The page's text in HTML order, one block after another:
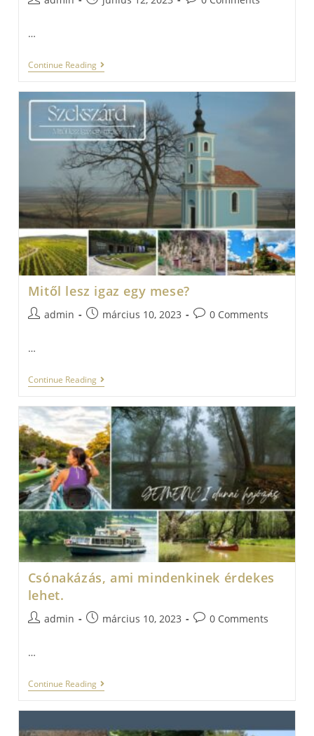
…
Continue ReadingKadarka
Túra
Mitől lesz igaz egy mese?
Postadmin
Postmárcius 10, 2023
Post0 Comments
…
Continue ReadingMitől
Lesz
Egy
Mese?
Csónakázás, ami mindenkinek érdekes
lehet.
Postadmin
Postmárcius 10, 2023
Post0 Comments
…
Continue ReadingCsónakázás,
Ami
Lehet.